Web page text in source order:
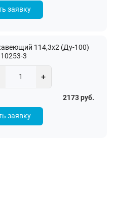
заявку
114,3х2 (Ду-100)
3
+
2173 руб.
заявку